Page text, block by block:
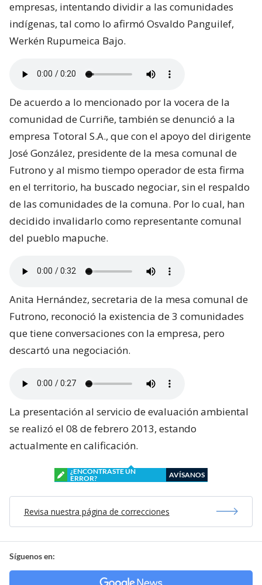
empresas, intentando dividir a las comunidades
indígenas, tal como lo afirmó Osvaldo Panguilef,
Werkén Rupumeica Bajo.
De acuerdo a lo mencionado por la vocera de la
comunidad de Curriñe, también se denunció a la
empresa Totoral S.A., que con el apoyo del dirigente
José González, presidente de la mesa comunal de
Futrono y al mismo tiempo operador de esta firma
en el territorio, ha buscado negociar, sin el respaldo
de las comunidades de la comuna. Por lo cual, han
decidido invalidarlo como representante comunal
del pueblo mapuche.
Anita Hernández, secretaria de la mesa comunal de
Futrono, reconoció la existencia de 3 comunidades
que tiene conversaciones con la empresa, pero
descartó una negociación.
La presentación al servicio de evaluación ambiental
se realizó el 08 de febrero 2013, estando
actualmente en calificación.
¿ENCONTRASTE UN
ERROR?
AVÍSANOS
Revisa nuestra página de correcciones
Síguenos en: